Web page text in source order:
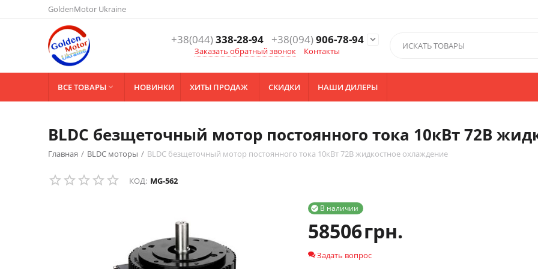
GoldenMotor Ukraine
+38(044)338-28-94 +38(094)906-78-94

Заказать обратный звонок
Контакты
ВСЕ ТОВАРЫ  НОВИНКИ ХИТЫ ПРОДАЖ СКИДКИ НАШИ ДИЛЕРЫ
BLDC безщеточный мотор постоянного тока 10кВт 72В
Главная / BLDC моторы / BLDC безщеточный мотор постоянного тока 10кВт 72В жидкостное охлаждение
КОД: MG-562
В наличии

58506грн.
Задать вопрос